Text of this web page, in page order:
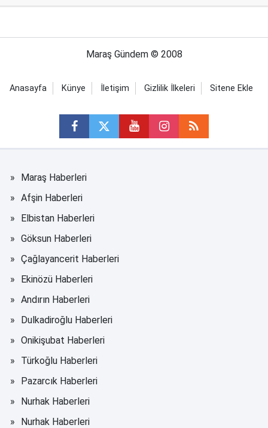
Maraş Gündem © 2008
Anasayfa Künye İletişim Gizlilik İlkeleri Sitene Ekle
Maraş Haberleri
Afşin Haberleri
Elbistan Haberleri
Göksun Haberleri
Çağlayancerit Haberleri
Ekinözü Haberleri
Andırın Haberleri
Dulkadiroğlu Haberleri
Onikişubat Haberleri
Türkoğlu Haberleri
Pazarcık Haberleri
Nurhak Haberleri
Nurhak Haberleri